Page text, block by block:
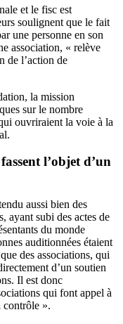
et le fisc est
soulignent que le fait
une personne en son
association, « relève
de l’action de
la mission
sur le nombre
ouvriraient la voie à la
l’objet d’un
aussi bien des
ayant subi des actes de
du monde
auditionnées étaient
des associations, qui
d’un soutien
Il est donc
qui font appel à
contrôle ».